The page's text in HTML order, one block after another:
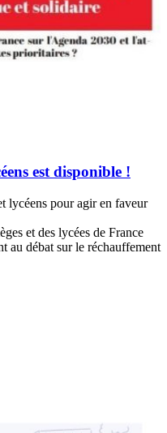
est disponible !
lycéens pour agir en faveur
et des lycées de France
au débat sur le réchauffement